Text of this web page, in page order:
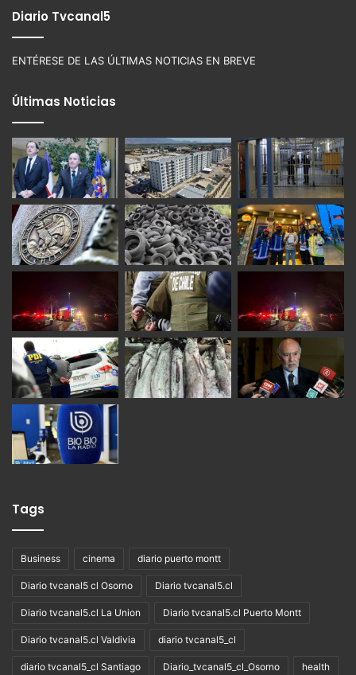
Diario Tvcanal5
ENTÉRESE DE LAS ÚLTIMAS NOTICIAS EN BREVE
Últimas Noticias
Tags
Business cinema diario puerto montt
Diario tvcanal5 cl Osorno Diario tvcanal5.cl
Diario tvcanal5.cl La Union Diario tvcanal5.cl Puerto Montt
Diario tvcanal5.cl Valdivia diario tvcanal5_cl
diario tvcanal5_cl Santiago Diario_tvcanal5_cl_Osorno health